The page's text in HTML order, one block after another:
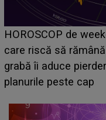
Emanuel a ținut
acum! În fața
face o
sa: "I-am spus și ei